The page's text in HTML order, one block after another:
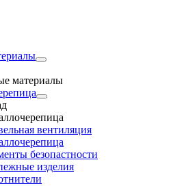
материалы
вентиляция
безопастности
изделия